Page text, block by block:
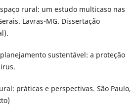
rural: um estudo multicaso nas
Lavras-MG. Dissertação
sustentável: a proteção
práticas e perspectivas. São Paulo,